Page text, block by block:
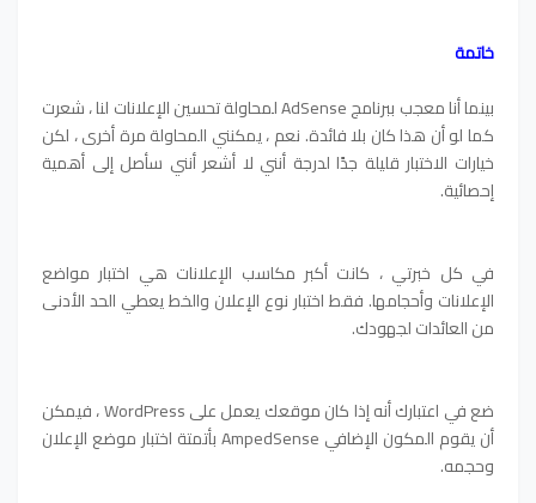
خاتمة
بينما أنا معجب ببرنامج AdSense لمحاولة تحسين الإعلانات لنا ، شعرت
كما لو أن هذا كان بلا فائدة. نعم ، يمكنني المحاولة مرة أخرى ، لكن
خيارات الاختبار قليلة جدًا لدرجة أنني لا أشعر أنني سأصل إلى أهمية
إحصائية.
في كل خبرتي ، كانت أكبر مكاسب الإعلانات هي اختبار مواضع
الإعلانات وأحجامها. فقط اختبار نوع الإعلان والخط يعطي الحد الأدنى
من العائدات لجهودك.
ضع في اعتبارك أنه إذا كان موقعك يعمل على WordPress ، فيمكن
أن يقوم المكون الإضافي AmpedSense بأتمتة اختبار موضع الإعلان
وحجمه.